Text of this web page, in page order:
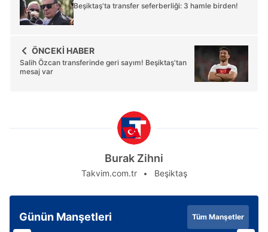
Beşiktaş'ta transfer seferberliği: 3 hamle birden!
ÖNCEKİ HABER
Salih Özcan transferinde geri sayım! Beşiktaş'tan
mesaj var
Burak Zihni
Takvim.com.tr Beşiktaş
Günün Manşetleri Tüm Manşetler